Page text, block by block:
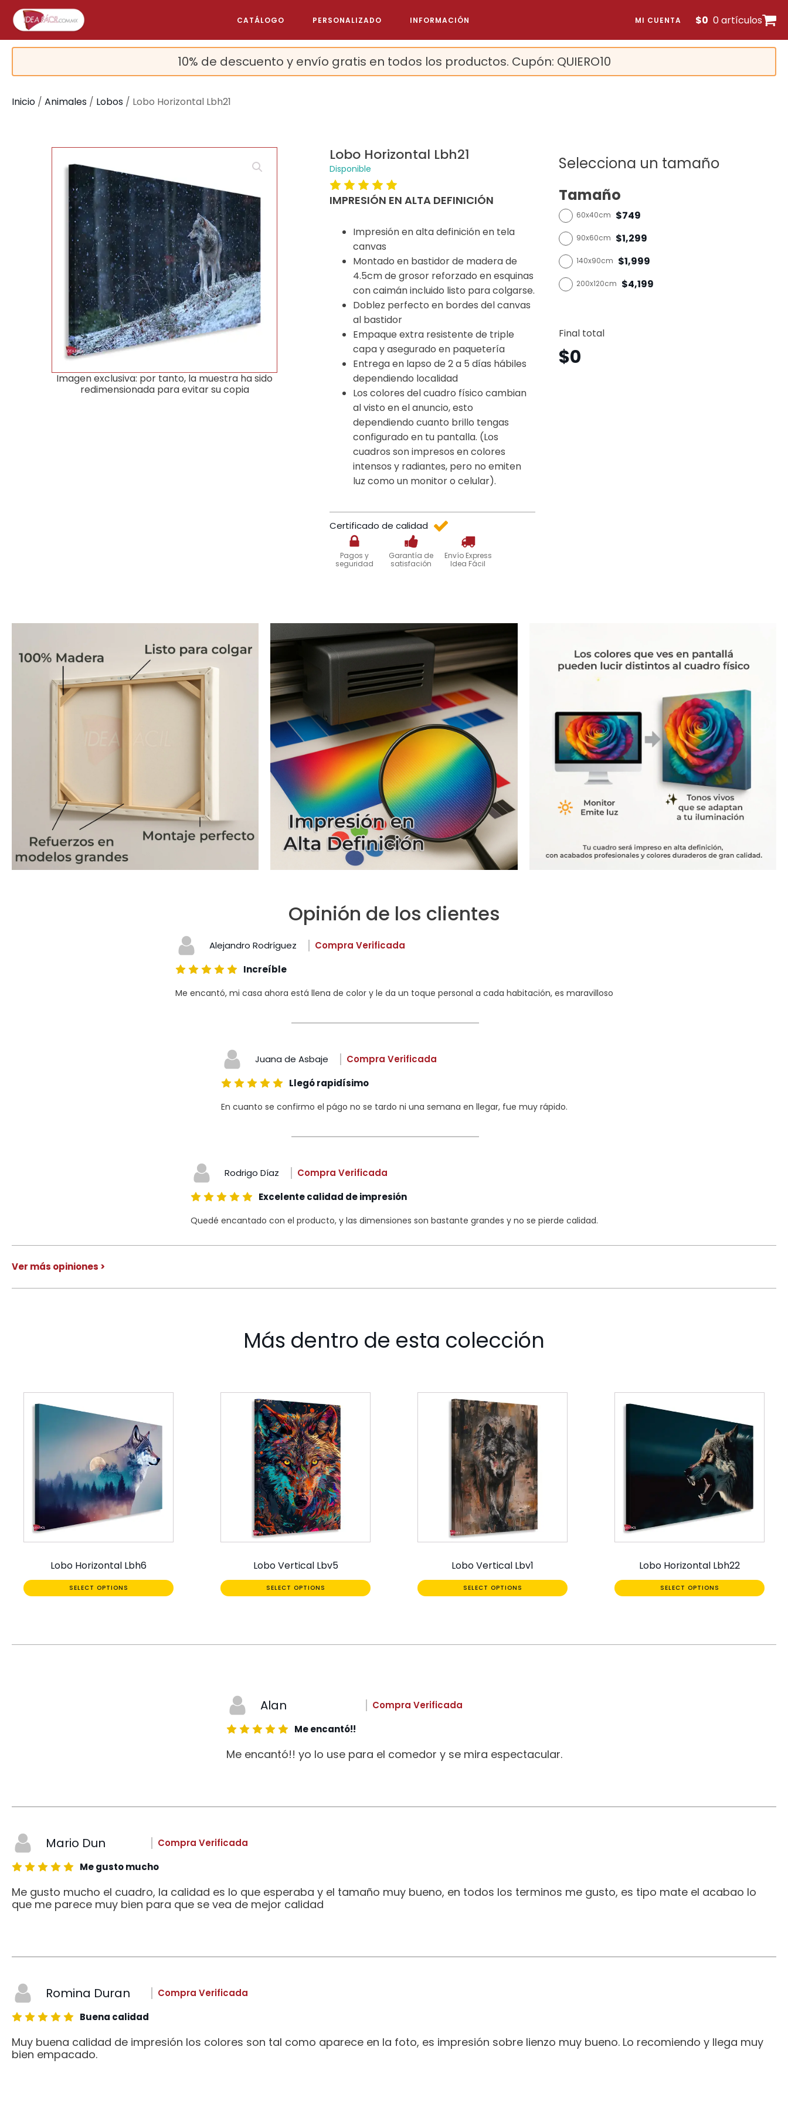
CATÁLOGO PERSONALIZADO INFORMACIÓN MI CUENTA $0 0 artículos
10% de descuento y envío gratis en todos los productos. Cupón: QUIERO10
Inicio / Animales / Lobos / Lobo Horizontal Lbh21
Imagen exclusiva: por tanto, la muestra ha sido
redimensionada para evitar su copia
Lobo Horizontal Lbh21
Disponible
IMPRESIÓN EN ALTA DEFINICIÓN
Impresión en alta definición en tela
canvas
Montado en bastidor de madera de
4.5cm de grosor reforzado en esquinas
con caimán incluido listo para colgarse.
Doblez perfecto en bordes del canvas
al bastidor
Empaque extra resistente de triple
capa y asegurado en paquetería
Entrega en lapso de 2 a 5 días hábiles
dependiendo localidad
Los colores del cuadro físico cambian
al visto en el anuncio, esto
dependiendo cuanto brillo tengas
configurado en tu pantalla. (Los
cuadros son impresos en colores
intensos y radiantes, pero no emiten
luz como un monitor o celular).
Certificado de calidad
Pagos y
seguridad
Garantía de
satisfación
Envío Express
Idea Fácil
Selecciona un tamaño
Tamaño
60x40cm $749
90x60cm $1,299
140x90cm $1,999
200x120cm $4,199
Final total
$0
Opinión de los clientes
Alejandro Rodríguez
Compra Verificada
Increíble
Me encantó, mi casa ahora está llena de color y le da un toque personal a cada habitación, es maravilloso
Juana de Asbaje
Compra Verificada
Llegó rapidísimo
En cuanto se confirmo el págo no se tardo ni una semana en llegar, fue muy rápido.
Rodrigo Díaz
Compra Verificada
Excelente calidad de impresión
Quedé encantado con el producto, y las dimensiones son bastante grandes y no se pierde calidad.
Ver más opiniones >
Más dentro de esta colección
Lobo Horizontal Lbh6
SELECT OPTIONS
Lobo Vertical Lbv5
SELECT OPTIONS
Lobo Vertical Lbv1
SELECT OPTIONS
Lobo Horizontal Lbh22
SELECT OPTIONS
Alan
Compra Verificada
Me encantó!!
Me encantó!! yo lo use para el comedor y se mira espectacular.
Mario Dun
Compra Verificada
Me gusto mucho
Me gusto mucho el cuadro, la calidad es lo que esperaba y el tamaño muy bueno, en todos los terminos me gusto, es tipo mate el acabao lo
que me parece muy bien para que se vea de mejor calidad
Romina Duran
Compra Verificada
Buena calidad
Muy buena calidad de impresión los colores son tal como aparece en la foto, es impresión sobre lienzo muy bueno. Lo recomiendo y llega muy
bien empacado.